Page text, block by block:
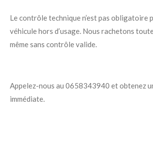
Le contrôle technique n’est pas obligatoire
véhicule hors d’usage. Nous rachetons
même sans contrôle valide.
Appelez-nous au 0658343940 et obtenez
immédiate.